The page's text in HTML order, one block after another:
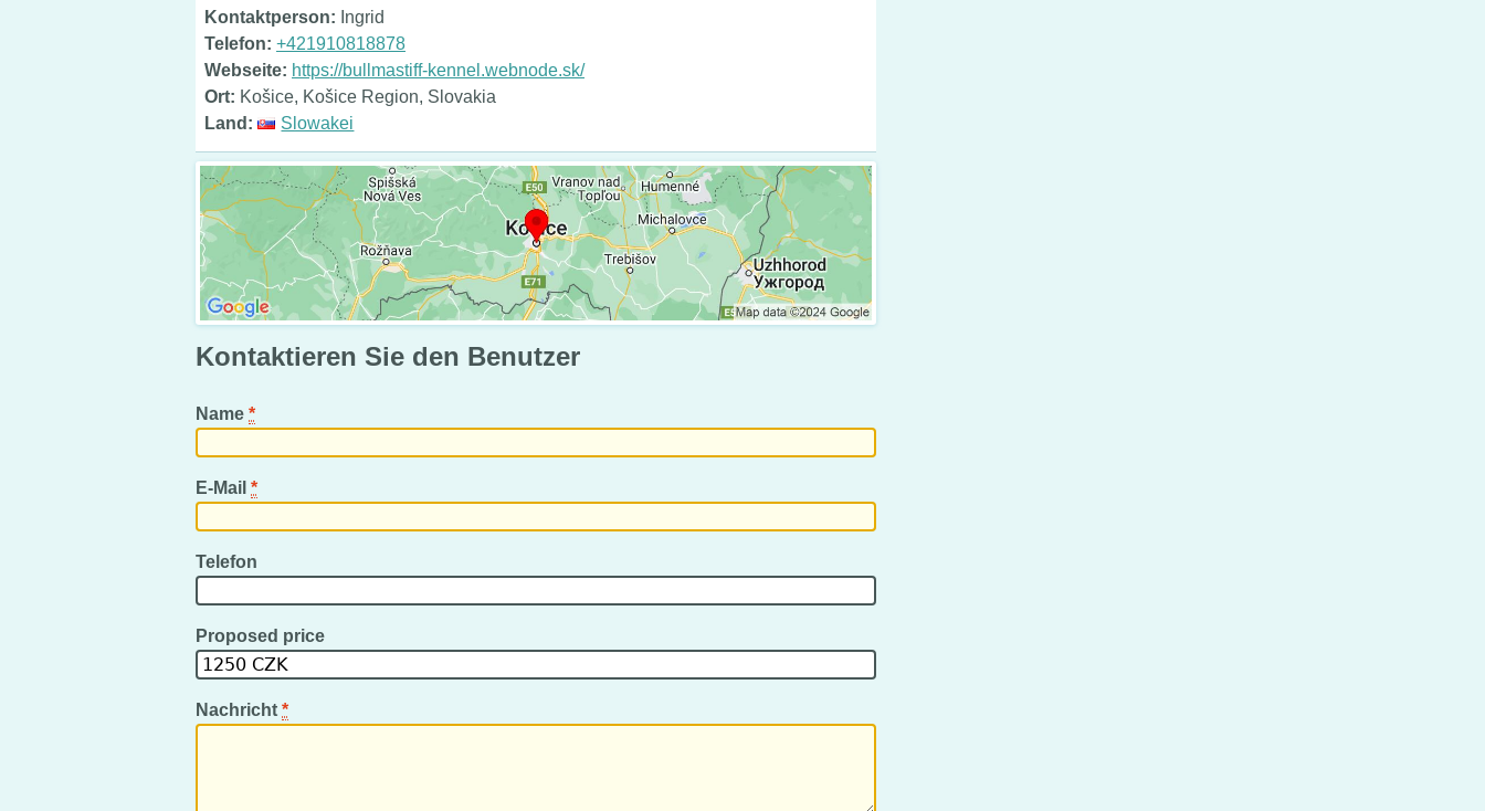
Kontaktperson: Ingrid
Telefon: +421910818878
Webseite: https://bullmastiff-kennel.webnode.sk/
Ort: Košice, Košice Region, Slovakia
Land:
Slowakei
Kontaktieren Sie den Benutzer
Name *
E-Mail *
Telefon
Proposed price
Nachricht *